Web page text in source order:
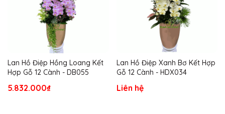
Lan Hồ Điệp Hồng Loang Kết
Hợp Gỗ 12 Cành - DB055
5.832.000₫
Lan Hồ Điệp Xanh Bơ Kết Hợp
Gỗ 12 Cành - HDX034
Liên hệ